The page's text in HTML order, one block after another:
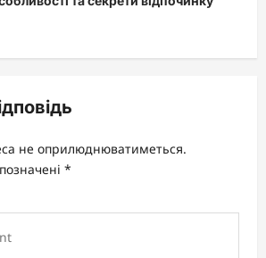
не оприлюднюватиметься.
*